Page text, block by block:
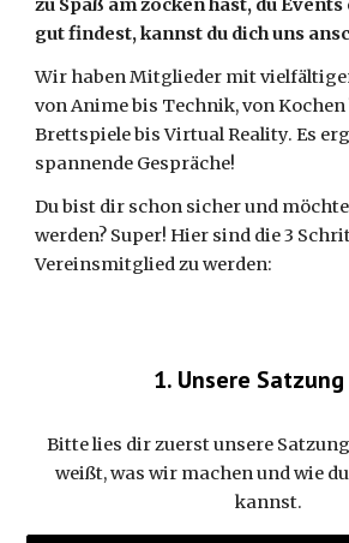
zu Spaß am zocken hast, du
gut findest, kannst du dich uns
Wir haben Mitglieder mit
von Anime bis Technik, vonK
Brettspiele bisVirtual Reality. Es
spannende Gespräche!
Du bist dir schon sicher und
werden? Super! Hier sind die 3
Vereinsmitglied zu werden:
1. Unsere
Bitte lies dir zuerst unsere
weißt, was wir machen und wie
kannst.